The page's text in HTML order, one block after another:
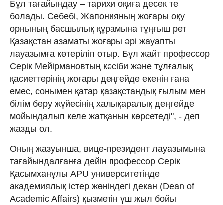
Бұл тағайындау – тарихи оқиға десек те
болады. Себебі, Жапонияның жоғары оқу
орнының басшылық құрамына тұңғыш рет
Қазақстан азаматы жоғары әрі жауапты
лауазымға көтеріліп отыр. Бұл жайт профессор
Серік Мейірмановтың кәсіби және тұлғалық
қасиеттерінің жоғары деңгейде екенін ғана
емес, сонымен қатар қазақстандық ғылым мен
білім беру жүйесінің халықаралық деңгейде
мойындалып келе жатқанын көрсетеді", - деп
жазды ол.
Оның жазуынша, вице-президент лауазымына
тағайындалғанға дейін профессор Серік
Қасымханұлы APU университетінде
академиялық істер жөніндегі декан (Dean of
Academic Affairs) қызметін үш жыл бойы